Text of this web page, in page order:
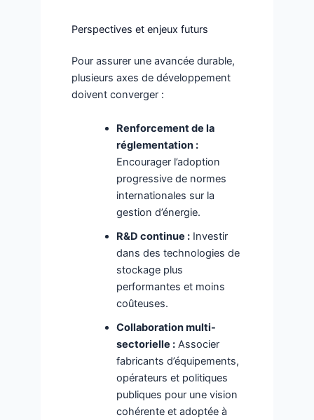
Perspectives et enjeux futurs
Pour assurer une avancée durable,
plusieurs axes de développement
doivent converger :
Renforcement de la
réglementation :
Encourager l’adoption
progressive de normes
internationales sur la
gestion d’énergie.
R&D continue :Investir
dans des technologies de
stockage plus
performantes et moins
coûteuses.
Collaboration multi-
sectorielle :Associer
fabricants d’équipements,
opérateurs et politiques
publiques pour une vision
cohérente et adoptée à